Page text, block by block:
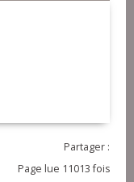
Partager :
Page lue 11013 fois